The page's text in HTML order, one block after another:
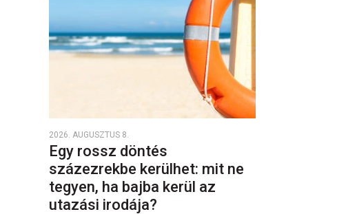
2026. AUGUSZTUS 8.
Egy rossz döntés
százezrekbe kerülhet: mit ne
tegyen, ha bajba kerül az
utazási irodája?